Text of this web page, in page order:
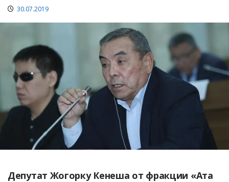
30.07.2019
Депутат Жогорку Кенеша от фракции «Ата